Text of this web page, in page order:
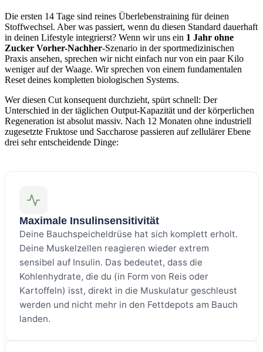
Die ersten 14 Tage sind reines Überlebenstraining für deinen
Stoffwechsel. Aber was passiert, wenn du diesen Standard dauerhaft
in deinen Lifestyle integrierst? Wenn wir uns ein 1 Jahr ohne
Zucker Vorher-Nachher-Szenario in der sportmedizinischen
Praxis ansehen, sprechen wir nicht einfach nur von ein paar Kilo
weniger auf der Waage. Wir sprechen von einem fundamentalen
Reset deines kompletten biologischen Systems.
Wer diesen Cut konsequent durchzieht, spürt schnell: Der
Unterschied in der täglichen Output-Kapazität und der körperlichen
Regeneration ist absolut massiv. Nach 12 Monaten ohne industriell
zugesetzte Fruktose und Saccharose passieren auf zellulärer Ebene
drei sehr entscheidende Dinge:
Maximale Insulinsensitivität
Deine Bauchspeicheldrüse hat sich komplett erholt.
Deine Muskelzellen reagieren wieder extrem
sensibel auf Insulin. Das bedeutet, dass die
Kohlenhydrate, die du (in Form von Reis oder
Kartoffeln) isst, direkt in die Muskulatur geschleust
werden und nicht mehr in den Fettdepots am Bauch
landen.